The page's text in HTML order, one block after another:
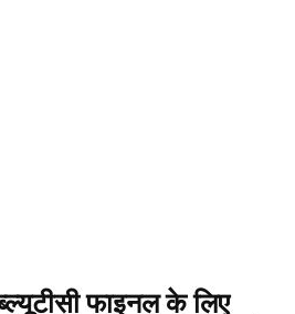
फाइनल के लिए